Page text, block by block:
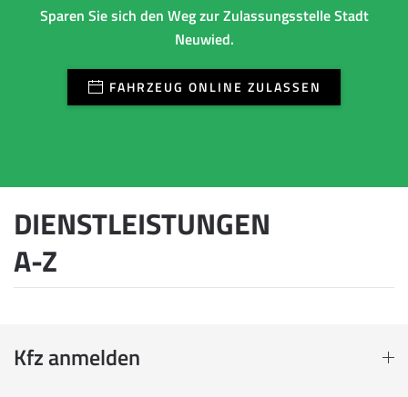
Sparen Sie sich den Weg zur Zulassungsstelle Stadt
Neuwied.
FAHRZEUG ONLINE ZULASSEN
DIENSTLEISTUNGEN
A-Z
Kfz anmelden